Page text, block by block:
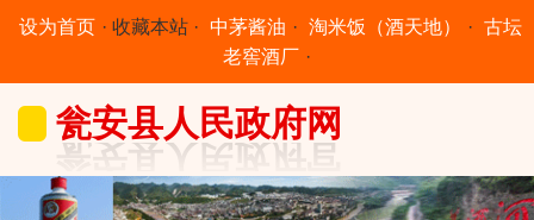
设为首页 · 收藏本站 · 中茅酱油 · 淘米饭（酒天地） · 古坛
老窖酒厂 ·
瓮安县人民政府网